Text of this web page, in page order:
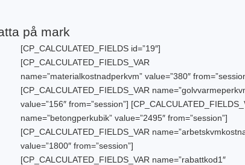
på mark
[CP_CALCULATED_FIELDS id=”19″]
[CP_CALCULATED_FIELDS_VAR
name=”materialkostnadperkvm” value=”380″
[CP_CALCULATED_FIELDS_VAR
value=”156″ from=”session”]
name=”betongperkubik” value=”2495″ from=”session”]
[CP_CALCULATED_FIELDS_VAR
value=”1800″ from=”session”]
[CP_CALCULATED_FIELDS_VAR name=”rabattkod1″